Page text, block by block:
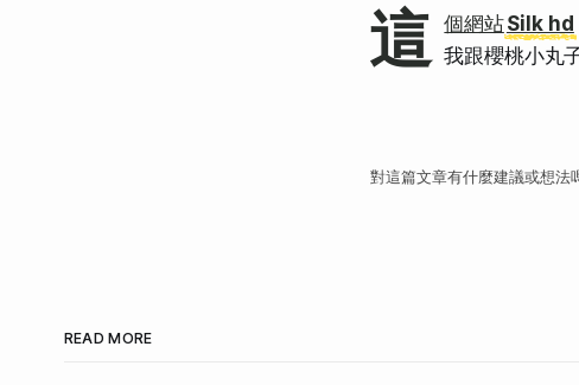
這 個網站Silk hd
我跟櫻桃小丸
對這篇文章有什麼建議或想法
READ MORE